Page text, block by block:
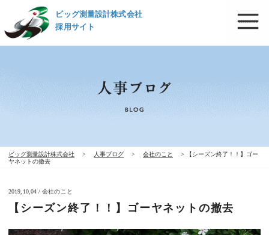
ビッグ測量設計株式会社
採用サイト
ビッグ測量設計株式会社 > 人事ブログ > 会社のこと >
【シーズン終了！！】ゴー
ヤネットの撤去
2019,10,04 / 会社のこと
【シーズン終了！！】ゴーヤネットの撤去